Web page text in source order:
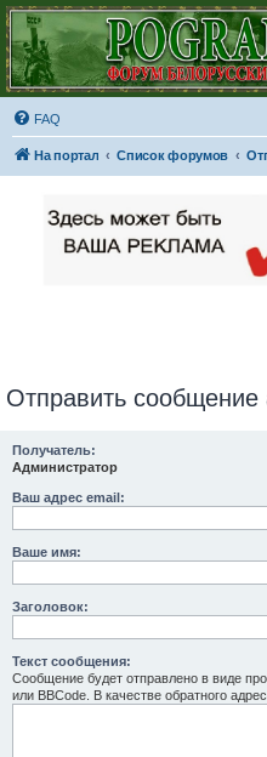
FAQ
На портал Список форумов
Отправить сообщение
Получатель:
Администратор
Ваш адрес email:
Ваше имя:
Заголовок:
Текст сообщения:
Сообщение будет отправлено в виде
или BBCode. В качестве обратного